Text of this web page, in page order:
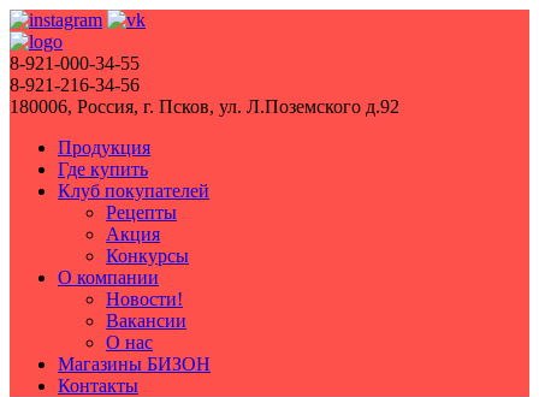
8-921-000-34-55
8-921-216-34-56
180006, Россия, г. Псков, ул. Л.Поземского д.92
Продукция
Где купить
Клуб покупателей
Рецепты
Акция
Конкурсы
О компании
Новости!
Вакансии
О нас
Магазины БИЗОН
Контакты